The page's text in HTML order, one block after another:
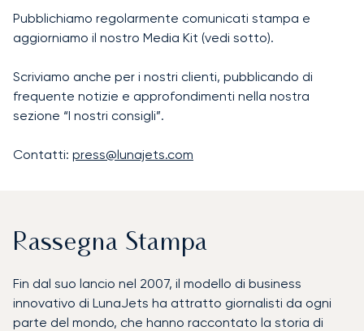
Pubblichiamo regolarmente comunicati stampa e
aggiorniamo il nostro Media Kit (vedi sotto).
Scriviamo anche per i nostri clienti, pubblicando di
frequente notizie e approfondimenti nella nostra
sezione “I nostri consigli”.
Contatti: press@lunajets.com
Rassegna Stampa
Fin dal suo lancio nel 2007, il modello di business
innovativo di LunaJets ha attratto giornalisti da ogni
parte del mondo, che hanno raccontato la storia di